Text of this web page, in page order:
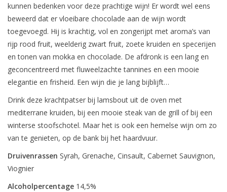
kunnen bedenken voor deze prachtige wijn! Er wordt wel eens
beweerd dat er vloeibare chocolade aan de wijn wordt
toegevoegd. Hij is krachtig, vol en zongerijpt met aroma’s van
rijp rood fruit, weelderig zwart fruit, zoete kruiden en specerijen
en tonen van mokka en chocolade. De afdronk is een lang en
geconcentreerd met fluweelzachte tannines en een mooie
elegantie en frisheid. Een wijn die je lang bijblijft…
Drink deze krachtpatser bij lamsbout uit de oven met
mediterrane kruiden, bij een mooie steak van de grill of bij een
winterse stoofschotel. Maar het is ook een hemelse wijn om zo
van te genieten, op de bank bij het haardvuur.
Druivenrassen Syrah, Grenache, Cinsault, Cabernet Sauvignon,
Viognier
Alcoholpercentage 14,5%